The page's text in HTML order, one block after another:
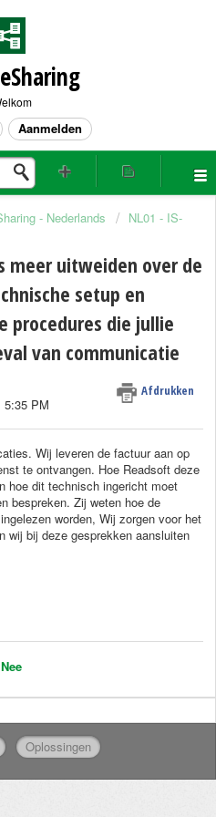
Aanmelden
- Nederlands
NL01 - IS-
meer uitweiden over de
setup en
procedures die jullie
van communicatie
Afdrukken
5:35 PM
Wij leveren de factuur aan op
te ontvangen. Hoe Readsoft deze
hoe dit technisch ingericht moet
bespreken. Zij weten hoe de
worden, Wij zorgen voor het
wij bij deze gesprekken aansluiten
Nee
Oplossingen